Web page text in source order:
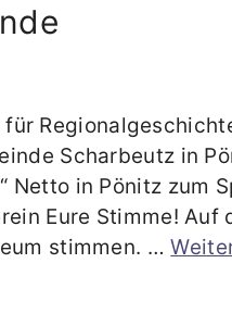
für
Scharbeutz in
Netto in Pönitz zum
Eure Stimme! Auf
stimmen. …